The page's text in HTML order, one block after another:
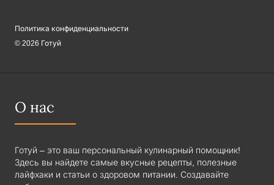
Политика конфиденциальности
© 2026 Готуй
О нас
Готуй – это ваш персональный кулинарный помощник!
Здесь вы найдете самые вкусные рецепты, полезные
лайфхаки и статьи о здоровом питании. Создавайте